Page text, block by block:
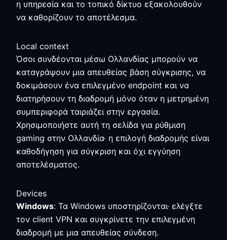
η υπηρεσία και το τοπικό δίκτυο εξακολουθούν
να καθορίζουν το αποτέλεσμα.
Local context
Όσοι συνδέονται μέσω Ολλανδίας μπορούν να
καταγράψουν μια απευθείας βάση σύγκρισης, να
δοκιμάσουν ένα επιλεγμένο endpoint και να
διατηρήσουν τη διαδρομή μόνο όταν η μετρημένη
συμπεριφορά ταιριάζει στην εργασία.
Χρησιμοποιήστε αυτή τη σελίδα για ρύθμιση
gaming στην Ολλανδία· η επιλογή διαδρομής είναι
καθοδήγηση για σύγκριση και όχι εγγύηση
αποτελέσματος.
Devices
Windows: Τα Windows υποστηρίζονται· ελέγξτε
τον client VPN και συγκρίνετε την επιλεγμένη
διαδρομή με μια απευθείας σύνδεση.